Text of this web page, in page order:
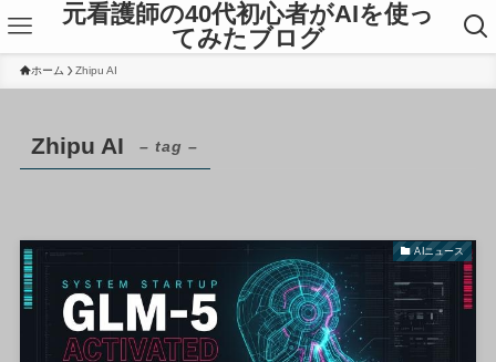
元看護師の40代初心者がAIを使っ
てみたブログ
ホーム Zhipu AI
Zhipu AI – tag –
AIニュース